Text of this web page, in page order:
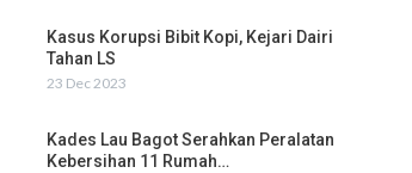
Kasus Korupsi Bibit Kopi, Kejari Dairi
Tahan LS
23 Dec 2023
Kades Lau Bagot Serahkan Peralatan
Kebersihan 11 Rumah…